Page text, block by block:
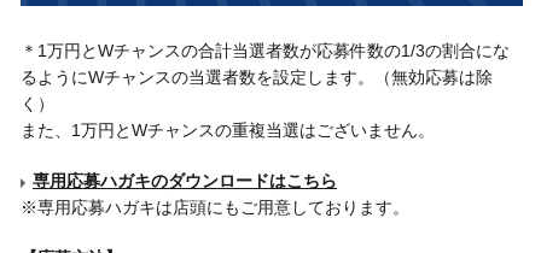
＊1万円とWチャンスの合計当選者数が応募件数の1/3の割合にな
るようにWチャンスの当選者数を設定します。（無効応募は除
く）
また、1万円とWチャンスの重複当選はございません。
専用応募ハガキのダウンロードはこちら
※専用応募ハガキは店頭にもご用意しております。